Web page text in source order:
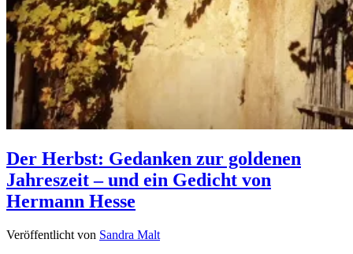
Der Herbst: Gedanken zur goldenen
Jahreszeit – und ein Gedicht von
Hermann Hesse
Veröffentlicht von Sandra Malt